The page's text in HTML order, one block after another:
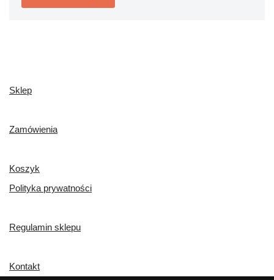
Sklep
Zamówienia
Koszyk
Polityka prywatności
Regulamin sklepu
Kontakt